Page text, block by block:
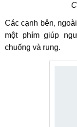
Các cạnh bên,
một phím giúp
chuống và rung.